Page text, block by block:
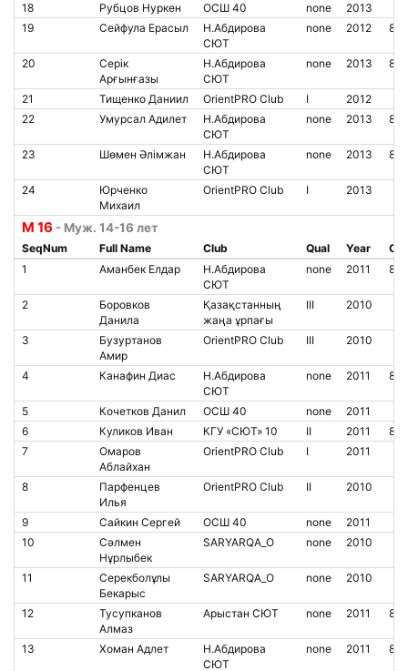
18
Рубцов Нуркен ОСШ 40 none
2013
19
Сейфула Ерасыл
Н.Абдирова
СЮТ
none 2012
20
Серік
Арғынғазы
Н.Абдирова
СЮТ
none 2013
21 Тищенко Даниил OrientPRO Club I
2012
22
Умурсал Адилет
Н.Абдирова
СЮТ
none 2013
23 Шөмен Әлімжан
Н.Абдирова
СЮТ
none 2013
24
Юрченко
Михаил
OrientPRO Club I 2013
М 16 - Муж. 14-16 лет
SeqNum Full Name Club Qual Year
1
Аманбек Елдар
Н.Абдирова
СЮТ
none 2011
2
Боровков
Данила
Қазақстанның
жаңа ұрпағы
III 2010
3
Бузуртанов
Амир
OrientPRO Club III 2010
4 Канафин Диас
Н.Абдирова
СЮТ
none 2011
5 Кочетков Данил ОСШ 40 none
2011
6
Куликов Иван КГУ «СЮТ» 10 II 2011
7
Омаров
Аблайхан
OrientPRO Club I 2011
8
Парфенцев
Илья
OrientPRO Club II 2010
9 Сайкин Сергей ОСШ 40 none
2011
10
Сәлмен
Нұрлыбек
SARYARQA_O none 2010
11
Серекболұлы
Бекарыс
SARYARQA_O none 2010
12
Тусупканов
Алмаз
Арыстан СЮТ none 2011
13 Хоман Адлет
Н.Абдирова
СЮТ
none 2011